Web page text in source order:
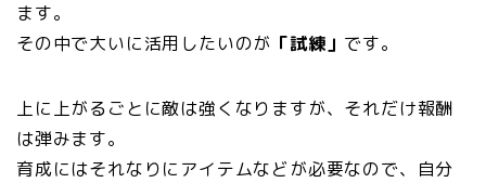
ます。
その中で大いに活用したいのが 「試練」 です。
上に上がるごとに敵は強くなりますが、それだけ報酬
は弾みます。
育成にはそれなりにアイテムなどが必要なので、自分